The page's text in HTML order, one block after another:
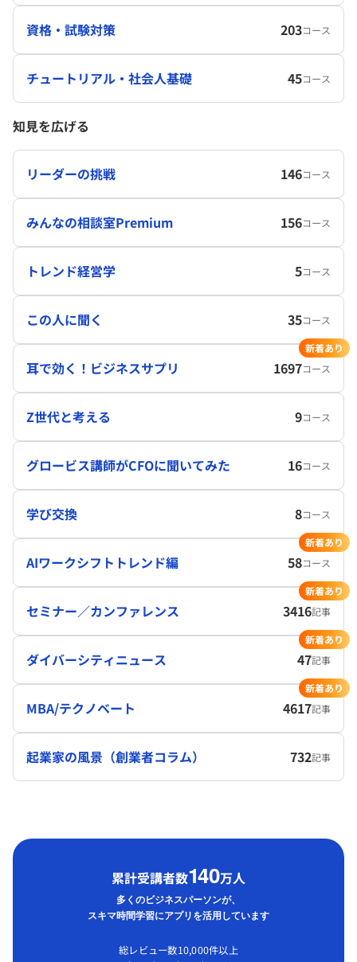
資格・試験対策 203コース
チュートリアル・社会人基礎 45コース
知見を広げる
リーダーの挑戦 146コース
みんなの相談室Premium 156コース
トレンド経営学 5コース
この人に聞く 35コース
耳で効く！ビジネスサプリ 1697コース
新着あり
Z世代と考える 9コース
グロービス講師がCFOに聞いてみた 16コース
学び交換 8コース
AIワークシフトトレンド編 58コース
新着あり
セミナー／カンファレンス 3416記事
新着あり
ダイバーシティニュース 47記事
新着あり
MBA/テクノベート 4617記事
新着あり
起業家の風景（創業者コラム） 732記事
累計受講者数140万人
多くのビジネスパーソンが、
スキマ時間学習にアプリを活用しています
総レビュー数10,000件以上